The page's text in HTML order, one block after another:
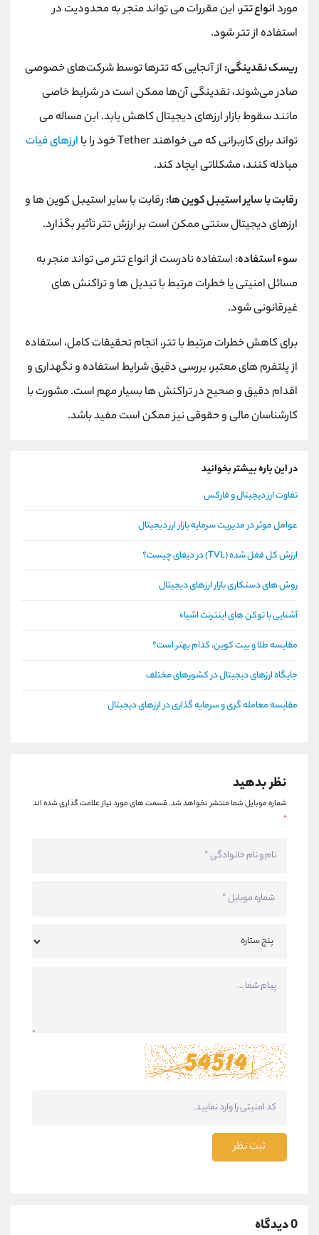
موردانواع تتر، این مقررات می تواند منجر به محدودیت در
استفاده از تتر شود.
ریسک نقدینگی: از آنجایی که تترها توسط شرکت‌های خصوصی
صادر می‌شوند، نقدینگی آن‌ها ممکن است در شرایط خاصی
مانند سقوط بازار ارزهای دیجیتال کاهش یابد. این مساله می
تواند برای کاربرانی که می خواهندTetherخود را با ارزهای فیات
مبادله کنند، مشکلاتی ایجاد کند.
رقابت با سایر استیبل کوین ها: رقابت با سایر استیبل کوین ها و
ارزهای دیجیتال سنتی ممکن است بر ارزش تتر تأثیر بگذارد.
سوء استفاده: استفاده نادرست از انواع تتر می تواند منجر به
مسائل امنیتی یا خطرات مرتبط با تبدیل ها و تراکنش های
غیرقانونی شود.
برای کاهش خطرات مرتبط با تتر، انجام تحقیقات کامل، استفاده
از پلتفرم های معتبر، بررسی دقیق شرایط استفاده و نگهداری و
اقدام دقیق و صحیح در تراکنش ها بسیار مهم است. مشورت با
کارشناسان مالی و حقوقی نیز ممکن است مفید باشد.
در این باره بیشتر بخوانید
تفاوت ارز دیجیتال و فارکس
عوامل موثر در مدیریت سرمایه بازار ارز دیجیتال
ارزش کل قفل شده (TVL) در دیفای چیست؟
روش های دستکاری بازار ارزهای دیجیتال
آشنایی با توکن های اینترنت اشیاء
مقایسه طلا و بیت کوین، کدام بهتر است؟
جایگاه ارزهای دیجیتال در کشورهای مختلف
مقایسه معامله گری و سرمایه گذاری در ارزهای دیجیتال
نظر بدهید
شماره موبایل شما منتشر نخواهد شد.قسمت های مورد نیاز علامت گذاری شده اند
*
ثبت نظر
0 دیدگاه